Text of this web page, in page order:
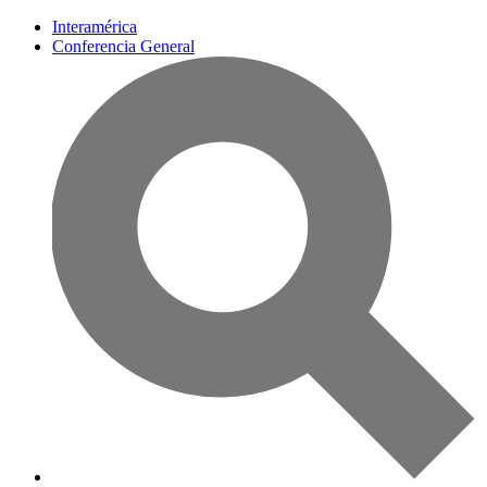
Interamérica
Conferencia General